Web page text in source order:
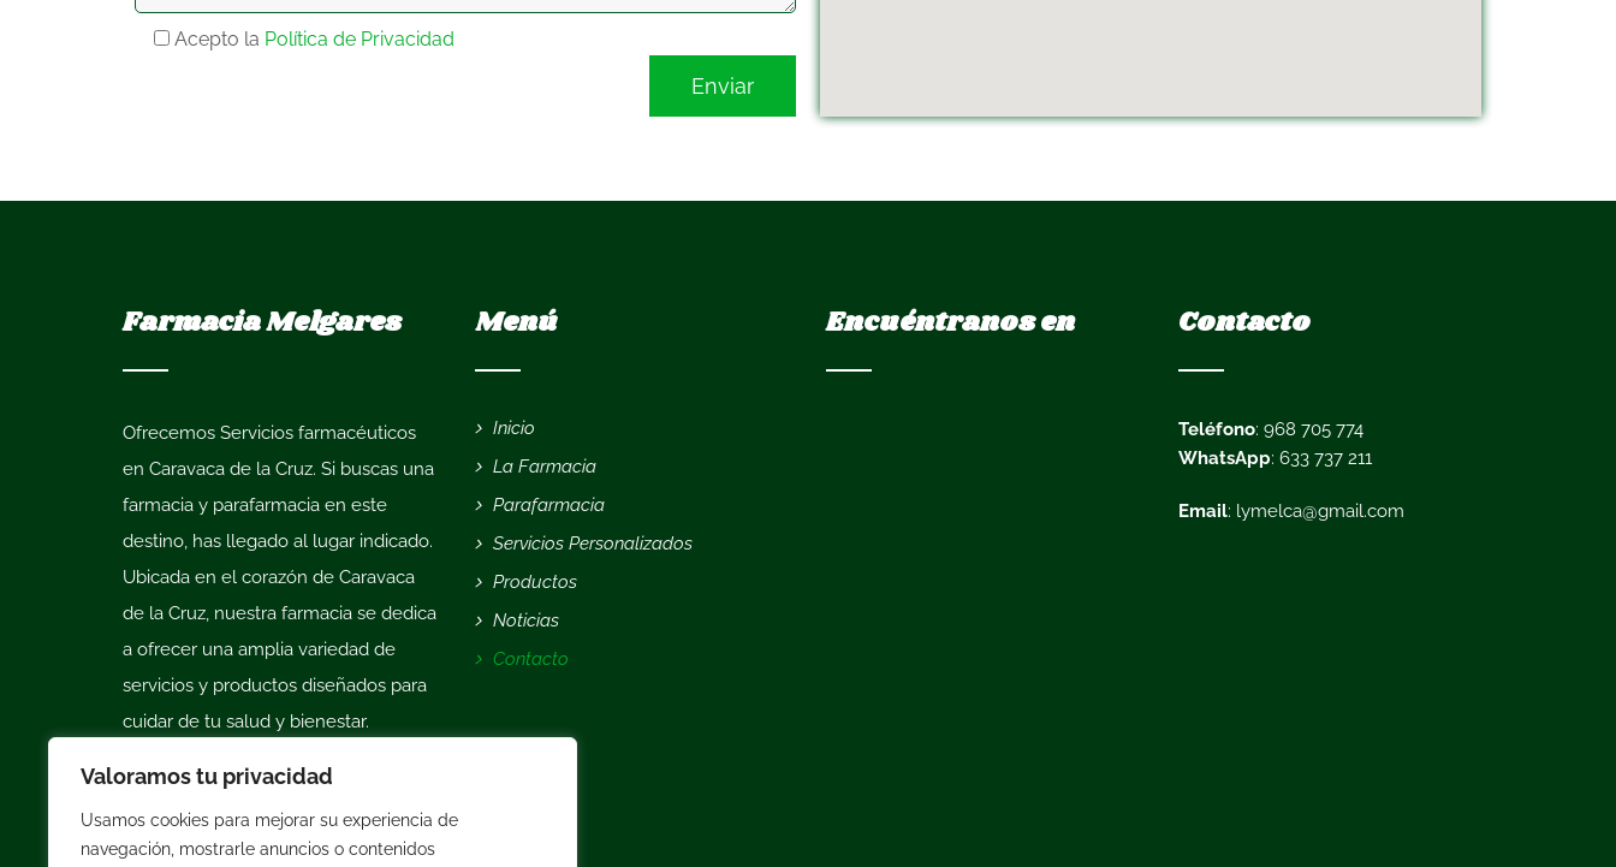
Valoramos tu privacidad
Usamos cookies para mejorar su experiencia de
navegación, mostrarle anuncios o contenidos
Acepto la Política de Privacidad
Farmacia Melgares
Ofrecemos Servicios farmacéuticos
en Caravaca de la Cruz. Si buscas una
farmacia y parafarmacia en este
destino, has llegado al lugar indicado.
Ubicada en el corazón de Caravaca
de la Cruz, nuestra farmacia se dedica
a ofrecer una amplia variedad de
servicios y productos diseñados para
cuidar de tu salud y bienestar.
profesionales cualificados y
comprometidos en brindar atención
Menú
Inicio
La Farmacia
Parafarmacia
Servicios Personalizados
Productos
Noticias
Contacto
Encuéntranos en Contacto
Teléfono: 968 705 774
WhatsApp: 633 737 211
Email: lymelca@gmail.com